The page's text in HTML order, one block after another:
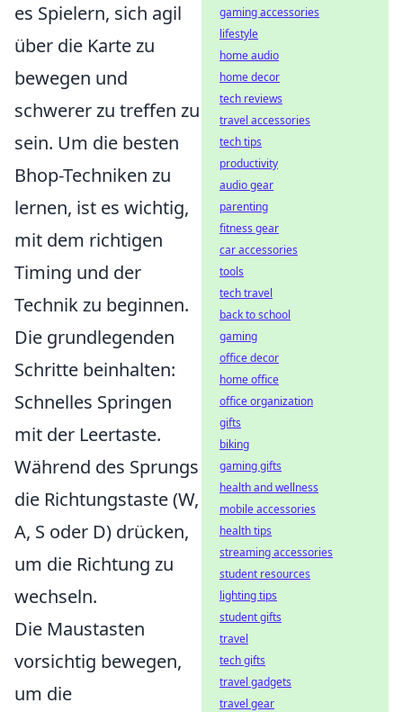
es Spielern, sich agil
über die Karte zu
bewegen und
schwerer zu treffen zu
sein. Um die besten
Bhop-Techniken zu
lernen, ist es wichtig,
mit dem richtigen
Timing und der
Technik zu beginnen.
Die grundlegenden
Schritte beinhalten:
Schnelles Springen
mit der Leertaste.
Während des Sprungs
die Richtungstaste (W,
A, S oder D) drücken,
um die Richtung zu
wechseln.
Die Maustasten
vorsichtig bewegen,
um die
gaming accessories
lifestyle
home audio
home decor
tech reviews
travel accessories
tech tips
productivity
audio gear
parenting
fitness gear
car accessories
tools
tech travel
back to school
gaming
office decor
home office
office organization
gifts
biking
gaming gifts
health and wellness
mobile accessories
health tips
streaming accessories
student resources
lighting tips
student gifts
travel
tech gifts
travel gadgets
travel gear